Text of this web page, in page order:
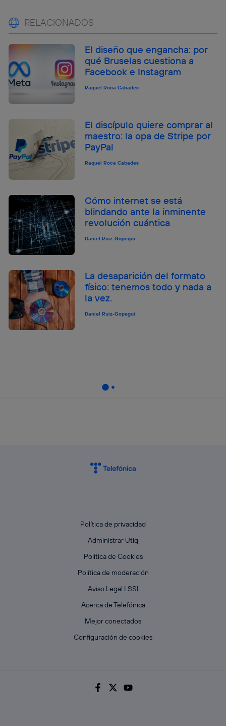
RELACIONADOS
El diseño que engancha: por
qué Bruselas cuestiona a
Facebook e Instagram
Raquel Roca Cabades
El discípulo quiere comprar al
maestro: la opa de Stripe por
PayPal
Raquel Roca Cabades
Cómo internet se está
blindando ante la inminente
revolución cuántica
Daniel Ruiz-Gopegui
La desaparición del formato
físico: tenemos todo y nada a
la vez.
Daniel Ruiz-Gopegui
Política de privacidad
Administrar Utiq
Política de Cookies
Política de moderación
Aviso Legal LSSI
Acerca de Telefónica
Mejor conectados
Configuración de cookies